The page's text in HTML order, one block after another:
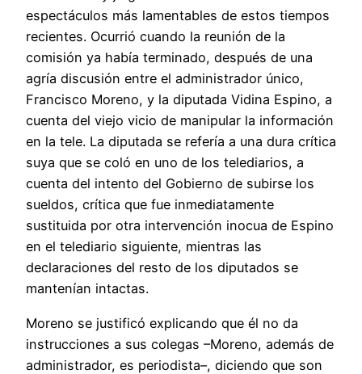
espectáculos más lamentables de estos tiempos
recientes. Ocurrió cuando la reunión de la
comisión ya había terminado, después de una
agría discusión entre el administrador único,
Francisco Moreno, y la diputada Vidina Espino, a
cuenta del viejo vicio de manipular la información
en la tele. La diputada se refería a una dura crítica
suya que se coló en uno de los telediarios, a
cuenta del intento del Gobierno de subirse los
sueldos, crítica que fue inmediatamente
sustituida por otra intervención inocua de Espino
en el telediario siguiente, mientras las
declaraciones del resto de los diputados se
mantenían intactas.
Moreno se justificó explicando que él no da
instrucciones a sus colegas –Moreno, además de
administrador, es periodista–, diciendo que son